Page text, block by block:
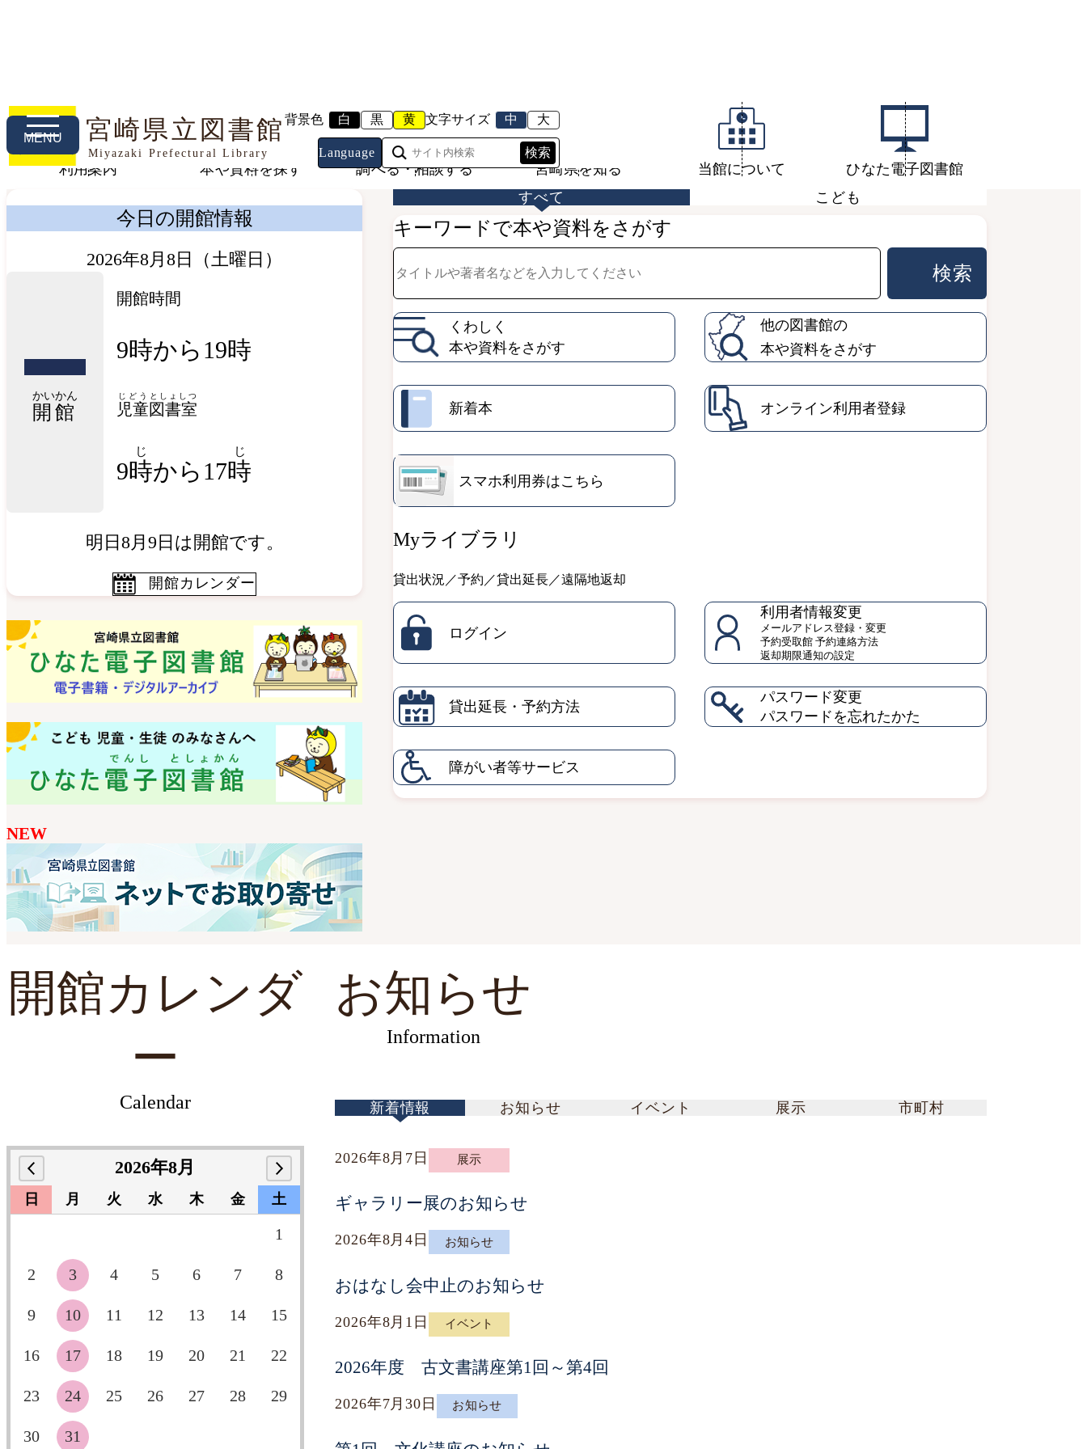
宮崎県立図書館
Miyazaki Prefectural Library
背景色 白 黒 黄 文字サイズ 中 大
Language
MENU
利用案内 本や資料を探す 調べる・相談する 宮崎県を知る 当館について ひなた電子図書館
今日の開館情報
2026年8月8日（土曜日）
開館
かいかん
開館時間
9時から19時
児童
じどう
図書室
としょしつ
9時
じ
から17時
じ
明日8月9日は開館です。
開館カレンダー
NEW
すべて こども
キーワードで本や資料をさがす
くわしく
本や資料をさがす
他の図書館の
本や資料をさがす
新着本 オンライン利用者登録
スマホ利用券はこちら
Myライブラリ
貸出状況／予約／貸出延長／遠隔地返却
ログイン
利用者情報変更
メールアドレス登録・変更
予約受取館 予約連絡方法
返却期限通知の設定
貸出延長・予約方法
パスワード変更
パスワードを忘れたかた
障がい者等サービス
開館カレンダ
ー
Calendar
2026年8月
日 月 火 水 木 金 土
1
2 3 4 5 6 7 8
9 10 11 12 13 14 15
16 17 18 19 20 21 22
23 24 25 26 27 28 29
30 31
お知らせ
Information
新着情報 お知らせ イベント 展示 市町村
2026年8月7日 展示
ギャラリー展のお知らせ
2026年8月4日 お知らせ
おはなし会中止のお知らせ
2026年8月1日 イベント
2026年度 古文書講座第1回～第4回
2026年7月30日 お知らせ